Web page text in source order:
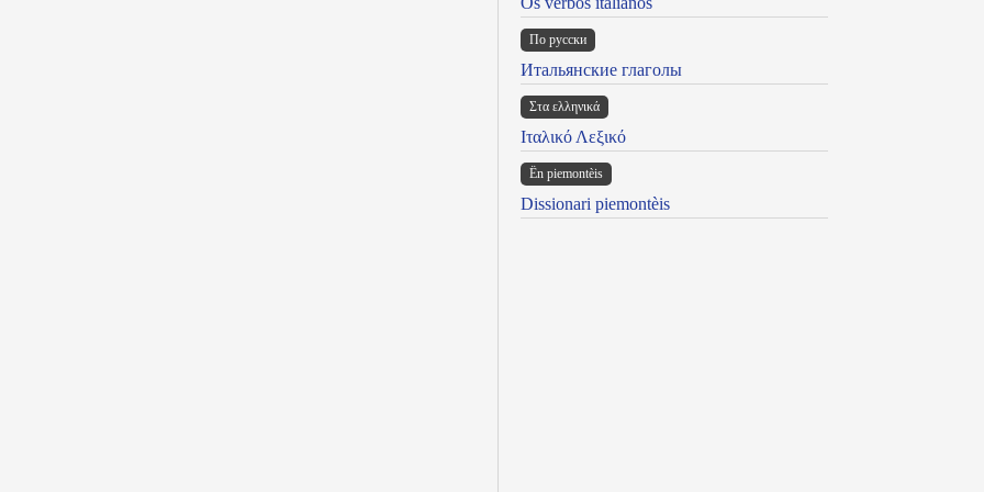
По русски
Итальянские глаголы
Στα ελληνικά
Ιταλικό Λεξικό
Ën piemontèis
Dissionari piemontèis